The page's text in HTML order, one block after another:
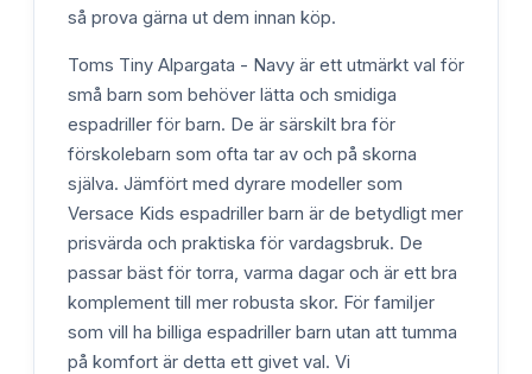
så prova gärna ut dem innan köp.
Toms Tiny Alpargata - Navy är ett utmärkt val för
små barn som behöver lätta och smidiga
espadriller för barn. De är särskilt bra för
förskolebarn som ofta tar av och på skorna
själva. Jämfört med dyrare modeller som
Versace Kids espadriller barn är de betydligt mer
prisvärda och praktiska för vardagsbruk. De
passar bäst för torra, varma dagar och är ett bra
komplement till mer robusta skor. För familjer
som vill ha billiga espadriller barn utan att tumma
på komfort är detta ett givet val. Vi